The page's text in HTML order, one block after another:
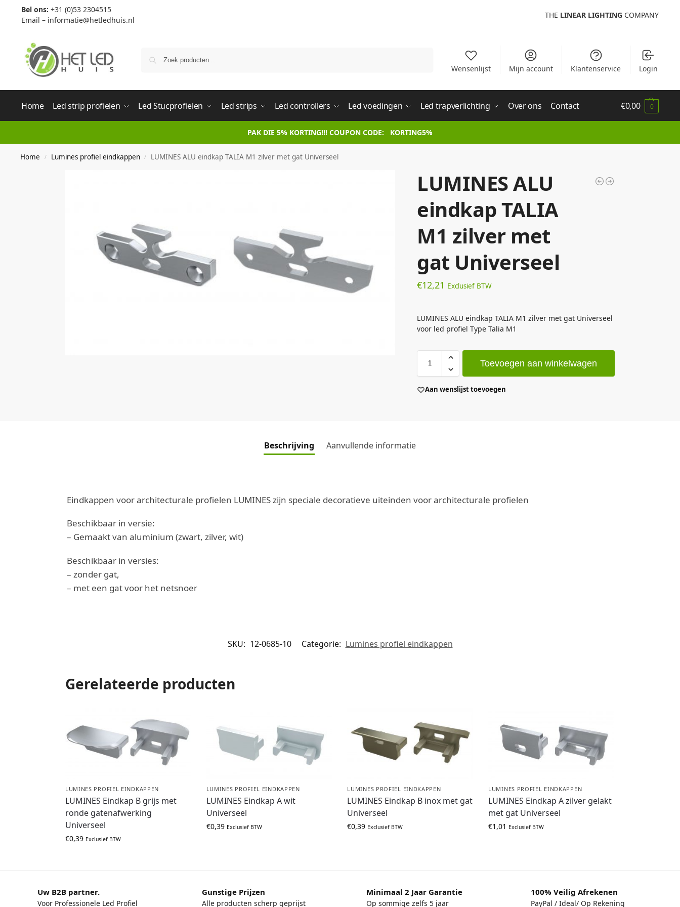
Bel ons: +31 (0)53 2304515
Email – informatie@hetledhuis.nl
THE LINEAR LIGHTING COMPANY
Wensenlijst Mijn account Klantenservice Login
Home Led strip profielen Led Stucprofielen Led strips Led controllers Led voedingen Led trapverlichting Over ons Contact €0,00 0
PAK DIE 5% KORTING!!! COUPON CODE: KORTING5%
Home / Lumines profiel eindkappen / LUMINES ALU eindkap TALIA M1 zilver met gat Universeel
LUMINES ALU
eindkap TALIA
M1 zilver met
gat Universeel
€12,21 Exclusief BTW
LUMINES ALU eindkap TALIA M1 zilver met gat Universeel
voor led profiel Type Talia M1
Toevoegen aan winkelwagen
Aan wenslijst toevoegen
Beschrijving Aanvullende informatie
Eindkappen voor architecturale profielen LUMINES zijn speciale decoratieve uiteinden voor architecturale profielen
Beschikbaar in versie:
– Gemaakt van aluminium (zwart, zilver, wit)
Beschikbaar in versies:
– zonder gat,
– met een gat voor het netsnoer
SKU: 12-0685-10 Categorie: Lumines profiel eindkappen
Gerelateerde producten
LUMINES PROFIEL EINDKAPPEN
LUMINES Eindkap B grijs met
ronde gatenafwerking
Universeel
€0,39 Exclusief BTW
LUMINES PROFIEL EINDKAPPEN
LUMINES Eindkap A wit
Universeel
€0,39 Exclusief BTW
LUMINES PROFIEL EINDKAPPEN
LUMINES Eindkap B inox met gat
Universeel
€0,39 Exclusief BTW
LUMINES PROFIEL EINDKAPPEN
LUMINES Eindkap A zilver gelakt
met gat Universeel
€1,01 Exclusief BTW
Uw B2B partner.
Voor Professionele Led Profiel
Gunstige Prijzen
Alle producten scherp geprijst
Minimaal 2 Jaar Garantie
Op sommige zelfs 5 jaar
100% Veilig Afrekenen
PayPal / Ideal/ Op Rekening